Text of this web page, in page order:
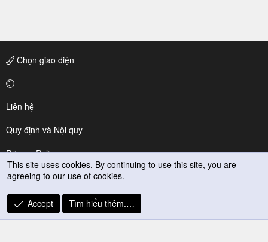
Chọn giao diện
Liên hệ
Quy định và Nội quy
Privacy Policy
Trợ giúp
R
S
This site uses cookies. By continuing to use this site, you are
agreeing to our use of cookies.
Accept Tìm hiểu thêm.…